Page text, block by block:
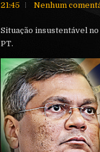
21:45 Nenhum
Situação insustentável
PT.